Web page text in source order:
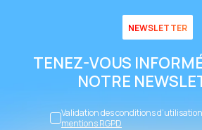
NEWSLETTER
TENEZ-VOUS
NOTRE
Validation des conditions
mentions RGPD